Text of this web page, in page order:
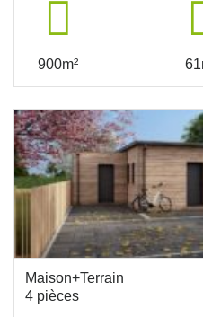
900m²
Maison+Terrain
4 pièces